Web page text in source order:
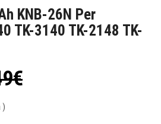
KNB-26N Per
TK-3140 TK-2148 TK-
)